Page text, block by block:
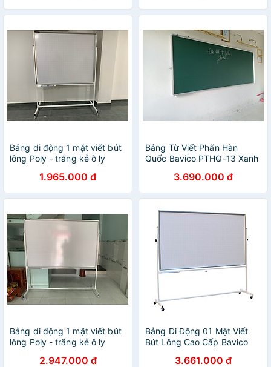
Bảng di động 1 mặt viết bút
lông Poly - trắng kẻ ô ly
1.965.000 đ
Bảng Từ Viết Phấn Hàn
Quốc Bavico PTHQ-13 Xanh
3.690.000 đ
Bảng di động 1 mặt viết bút
lông Poly - trắng kẻ ô ly
2.947.000 đ
Bảng Di Động 01 Mặt Viết
Bút Lông Cao Cấp Bavico
3.661.000 đ